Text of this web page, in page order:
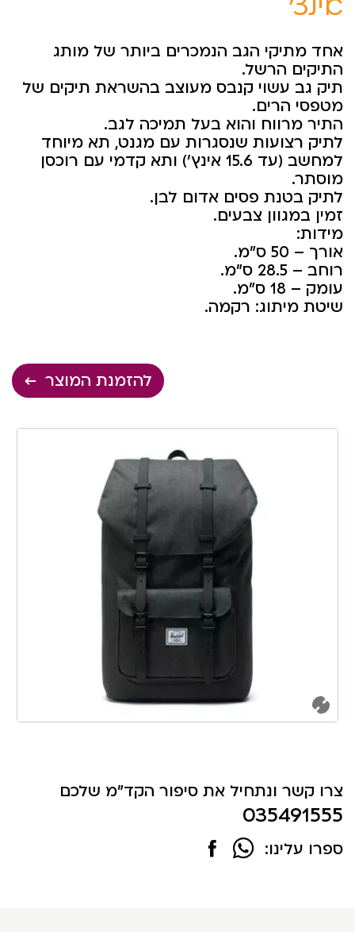
אחד מתיקי הגב הנמכרים ביותר של מותג
התיקים הרשל.
תיק גב עשוי קנבס מעוצב בהשראת תיקים של
מטפסי הרים.
התיר מרווח והוא בעל תמיכה לגב.
לתיק רצועות שנסגרות עם מגנט, תא מיוחד
למחשב (עד 15.6 אינץ’) ותא קדמי עם רוכסן
מוסתר.
לתיק בטנת פסים אדום לבן.
זמין במגוון צבעים.
מידות:
אורך – 50 ס”מ.
רוחב – 28.5 ס”מ.
עומק – 18 ס”מ.
שיטת מיתוג: רקמה.
להזמנת המוצר
צרו קשר ונתחיל את סיפור הקד"מ שלכם
035491555
ספרו עלינו: